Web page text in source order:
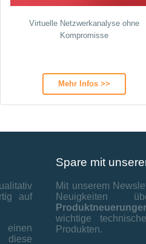
Virtuelle Netzwerkanalyse ohne
Kompromisse
Mehr Infos >>
auf
einen
diese
Spare mit
Mit unserem
wichtige
Produkten.